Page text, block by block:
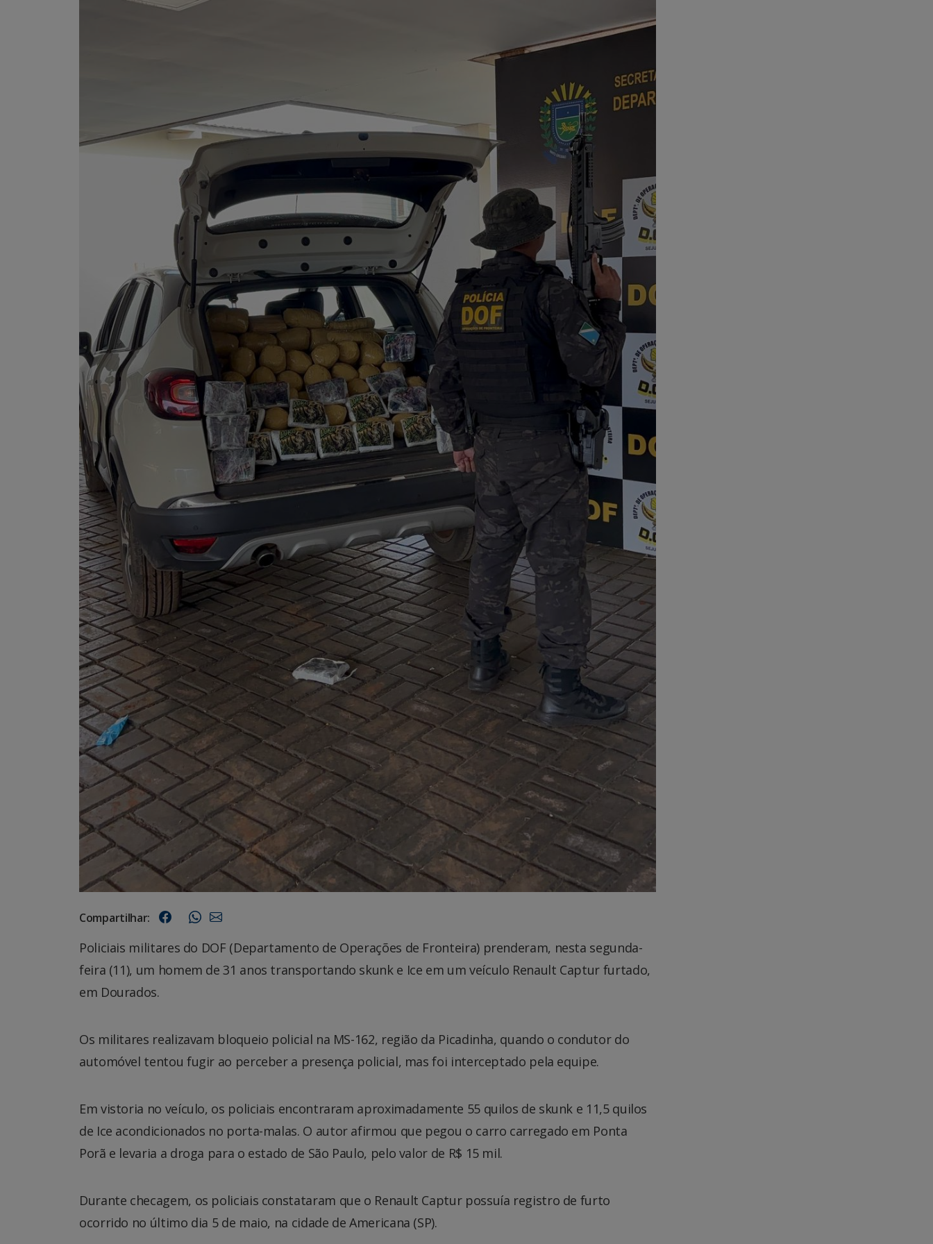
Compartilhar:
Policiais militares do DOF (Departamento de Operações de Fronteira) prenderam, nesta segunda-
feira (11), um homem de 31 anos transportando skunk e Ice em um veículo Renault Captur furtado,
em Dourados.
Os militares realizavam bloqueio policial na MS-162, região da Picadinha, quando o condutor do
automóvel tentou fugir ao perceber a presença policial, mas foi interceptado pela equipe.
Em vistoria no veículo, os policiais encontraram aproximadamente 55 quilos de skunk e 11,5 quilos
de Ice acondicionados no porta-malas. O autor afirmou que pegou o carro carregado em Ponta
Porã e levaria a droga para o estado de São Paulo, pelo valor de R$ 15 mil.
Durante checagem, os policiais constataram que o Renault Captur possuía registro de furto
ocorrido no último dia 5 de maio, na cidade de Americana (SP).